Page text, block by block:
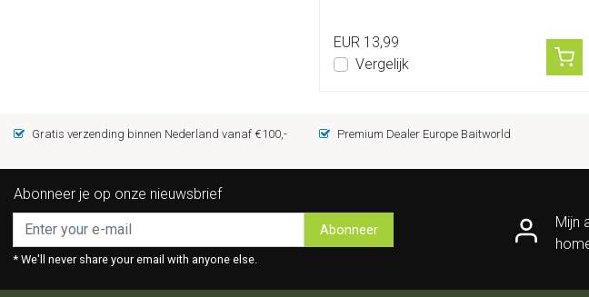
EUR 13,99
Vergelijk
Gratis verzending binnen Nederland vanaf €100,- Premium Dealer Europe Baitworld
Abonneer je op onze nieuwsbrief
Abonneer
* We'll never share your email with anyone else.
Mijn